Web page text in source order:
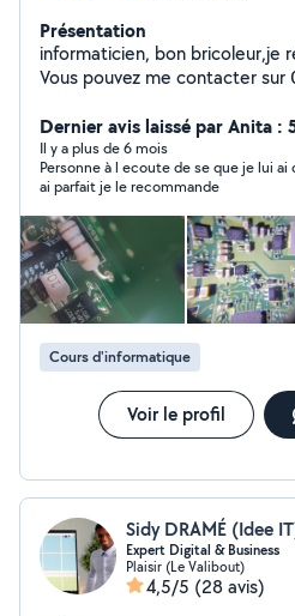
Présentation
informaticien, bon bricoleur,je
Vous pouvez me contacter sur
Dernier avis laissé par Anita :
Il y a plus de 6 mois
Personne à l ecoute de se que je lui
ai parfait je le recommande
Cours d'informatique
Voir le profil
Sidy DRAMÉ (Idee
Expert Digital & Business
Plaisir (Le Valibout)
4,5/5 (28 avis)